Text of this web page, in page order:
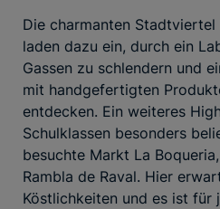
Die charmanten
laden dazu ein, durch ein
Gassen zu schlendern und
mit handgefertigten
entdecken. Ein weiteres
Schulklassen besonders
besuchte Markt La
Rambla de Raval. Hier
Köstlichkeiten und es ist für